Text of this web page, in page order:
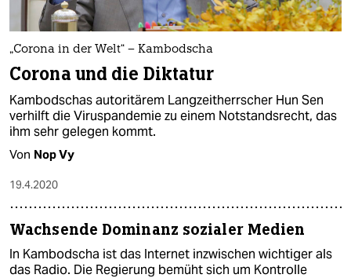
genossenschaft
„Corona in der Welt“ – Kambodscha
Corona und die Diktatur
Kambodschas autoritärem Langzeitherrscher Hun Sen
verhilft die Viruspandemie zu einem Notstandsrecht, das
ihm sehr gelegen kommt.
Von Nop Vy
19.4.2020
Wachsende Dominanz sozialer Medien
In Kambodscha ist das Internet inzwischen wichtiger als
das Radio. Die Regierung bemüht sich um Kontrolle